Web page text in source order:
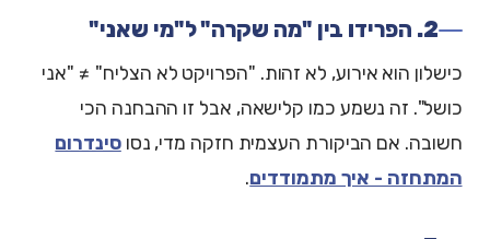
2. הפרידו בין "מה שקרה" ל"מי שאני"
כישלון הוא אירוע, לא זהות. "הפרויקט לא הצליח" ≠ "אני
כושל". זה נשמע כמו קלישאה, אבל זו ההבחנה הכי
חשובה. אם הביקורת העצמית חזקה מדי, נסוסינדרום
המתחזה - איך מתמודדים.